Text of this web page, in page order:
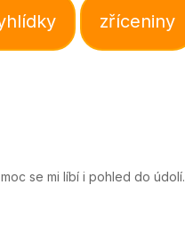
zříceniny
se mi líbí i pohled do údolí.